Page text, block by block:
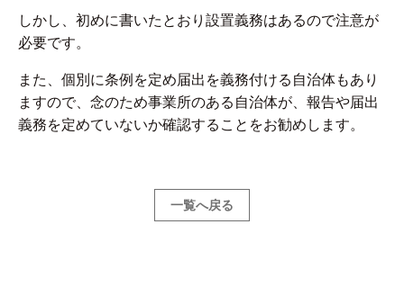
しかし、初めに書いたとおり設置義務はあるので注意が
必要です。
また、個別に条例を定め届出を義務付ける自治体もあり
ますので、念のため事業所のある自治体が、報告や届出
義務を定めていないか確認することをお勧めします。
一覧へ戻る